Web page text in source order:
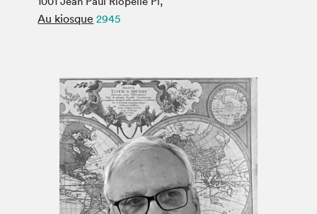
Espace médias
Au kiosque 2945